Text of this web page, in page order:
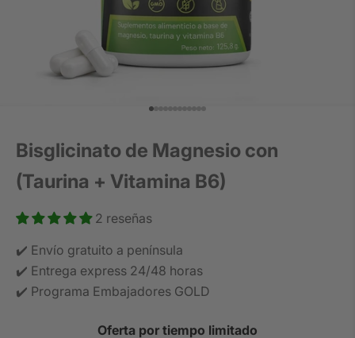
Gå til element 1
Gå til element 2
Gå til element 3
Gå til element 4
Gå til element 5
Gå til element 6
Gå til element 7
Gå til element 8
Gå til element 9
Gå til element 10
Gå til element 11
Gå til element 12
Bisglicinato de Magnesio con
(Taurina + Vitamina B6)
2 reseñas
✔️ Envío gratuito a península
✔️ Entrega express 24/48 horas
✔️ Programa Embajadores GOLD
Oferta por tiempo limitado